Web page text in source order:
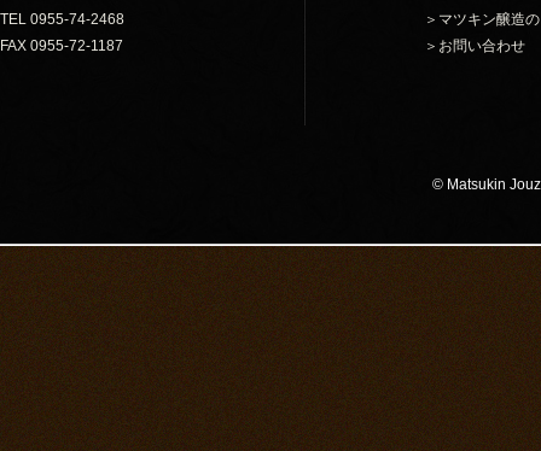
TEL 0955-74-2468
FAX 0955-72-1187
＞マツキン醸造
＞お問い合わせ
© Matsukin